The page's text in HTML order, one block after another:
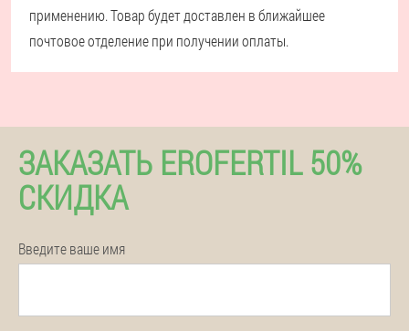
применению. Товар будет доставлен в ближайшее
почтовое отделение при получении оплаты.
ЗАКАЗАТЬ EROFERTIL 50%
СКИДКА
Введите ваше имя